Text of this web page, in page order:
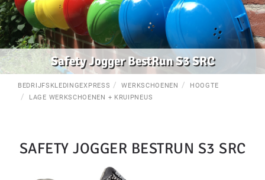
Safety Jogger BestRun S3 SRC
BEDRIJFSKLEDINGEXPRESS WERKSCHOENEN
HOOGTE
LAGE WERKSCHOENEN + KRUIPNEUS
SAFETY JOGGER BESTRUN S3 SRC